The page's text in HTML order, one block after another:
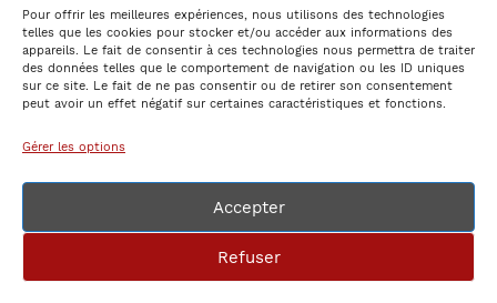
Pour offrir les meilleures expériences, nous utilisons des technologies
telles que les cookies pour stocker et/ou accéder aux informations des
appareils. Le fait de consentir à ces technologies nous permettra de traiter
des données telles que le comportement de navigation ou les ID uniques
sur ce site. Le fait de ne pas consentir ou de retirer son consentement
peut avoir un effet négatif sur certaines caractéristiques et fonctions.
Gérer les options
Accepter
Refuser
Politique de confidentialité
Déclaration d’Accessibilité